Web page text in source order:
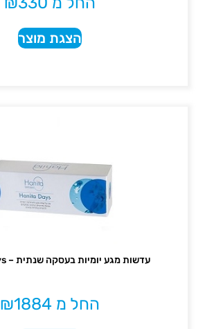
הצגת מוצר
עדשות מגע יומיות בעסקה שנתית – Hanita Days
החל מ ₪1884